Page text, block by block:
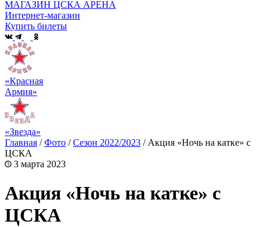
МАГАЗИН ЦСКА АРЕНА
Интернет-магазин
Купить билеты
«Красная
Армия»
«Звезда»
Главная /Фото /Сезон 2022/2023 / Акция «Ночь на катке» с
ЦСКА
3 марта 2023
Акция «Ночь на катке» с
ЦСКА